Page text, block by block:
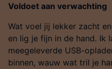
Voldoet aan verwachting
Wat voel jij lekker zacht
en lig je fijn in de hand. Ik
meegeleverde USB-
binnen, wauw wat tril je